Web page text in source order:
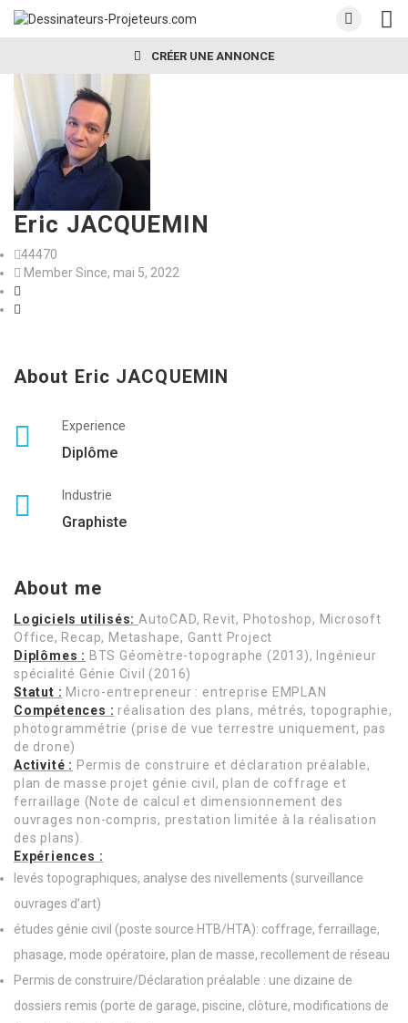
CRÉER UNE ANNONCE
Eric JACQUEMIN
44470
Member Since, mai 5, 2022
About Eric JACQUEMIN
Experience
Diplôme
Industrie
Graphiste
About me
Logiciels utilisés: AutoCAD, Revit, Photoshop, Microsoft
Office, Recap, Metashape, Gantt Project
Diplômes : BTS Géomètre-topographe (2013), Ingénieur
spécialité Génie Civil (2016)
Statut : Micro-entrepreneur : entreprise EMPLAN
Compétences : réalisation des plans, métrés, topographie,
photogrammétrie (prise de vue terrestre uniquement, pas
de drone)
Activité : Permis de construire et déclaration préalable,
plan de masse projet génie civil, plan de coffrage et
ferraillage (Note de calcul et dimensionnement des
ouvrages non-compris, prestation limitée à la réalisation
des plans).
Expériences :
levés topographiques, analyse des nivellements (surveillance
ouvrages d’art)
études génie civil (poste source HTB/HTA): coffrage, ferraillage,
phasage, mode opératoire, plan de masse, recollement de réseau
Permis de construire/Déclaration préalable : une dizaine de
dossiers remis (porte de garage, piscine, clôture, modifications de